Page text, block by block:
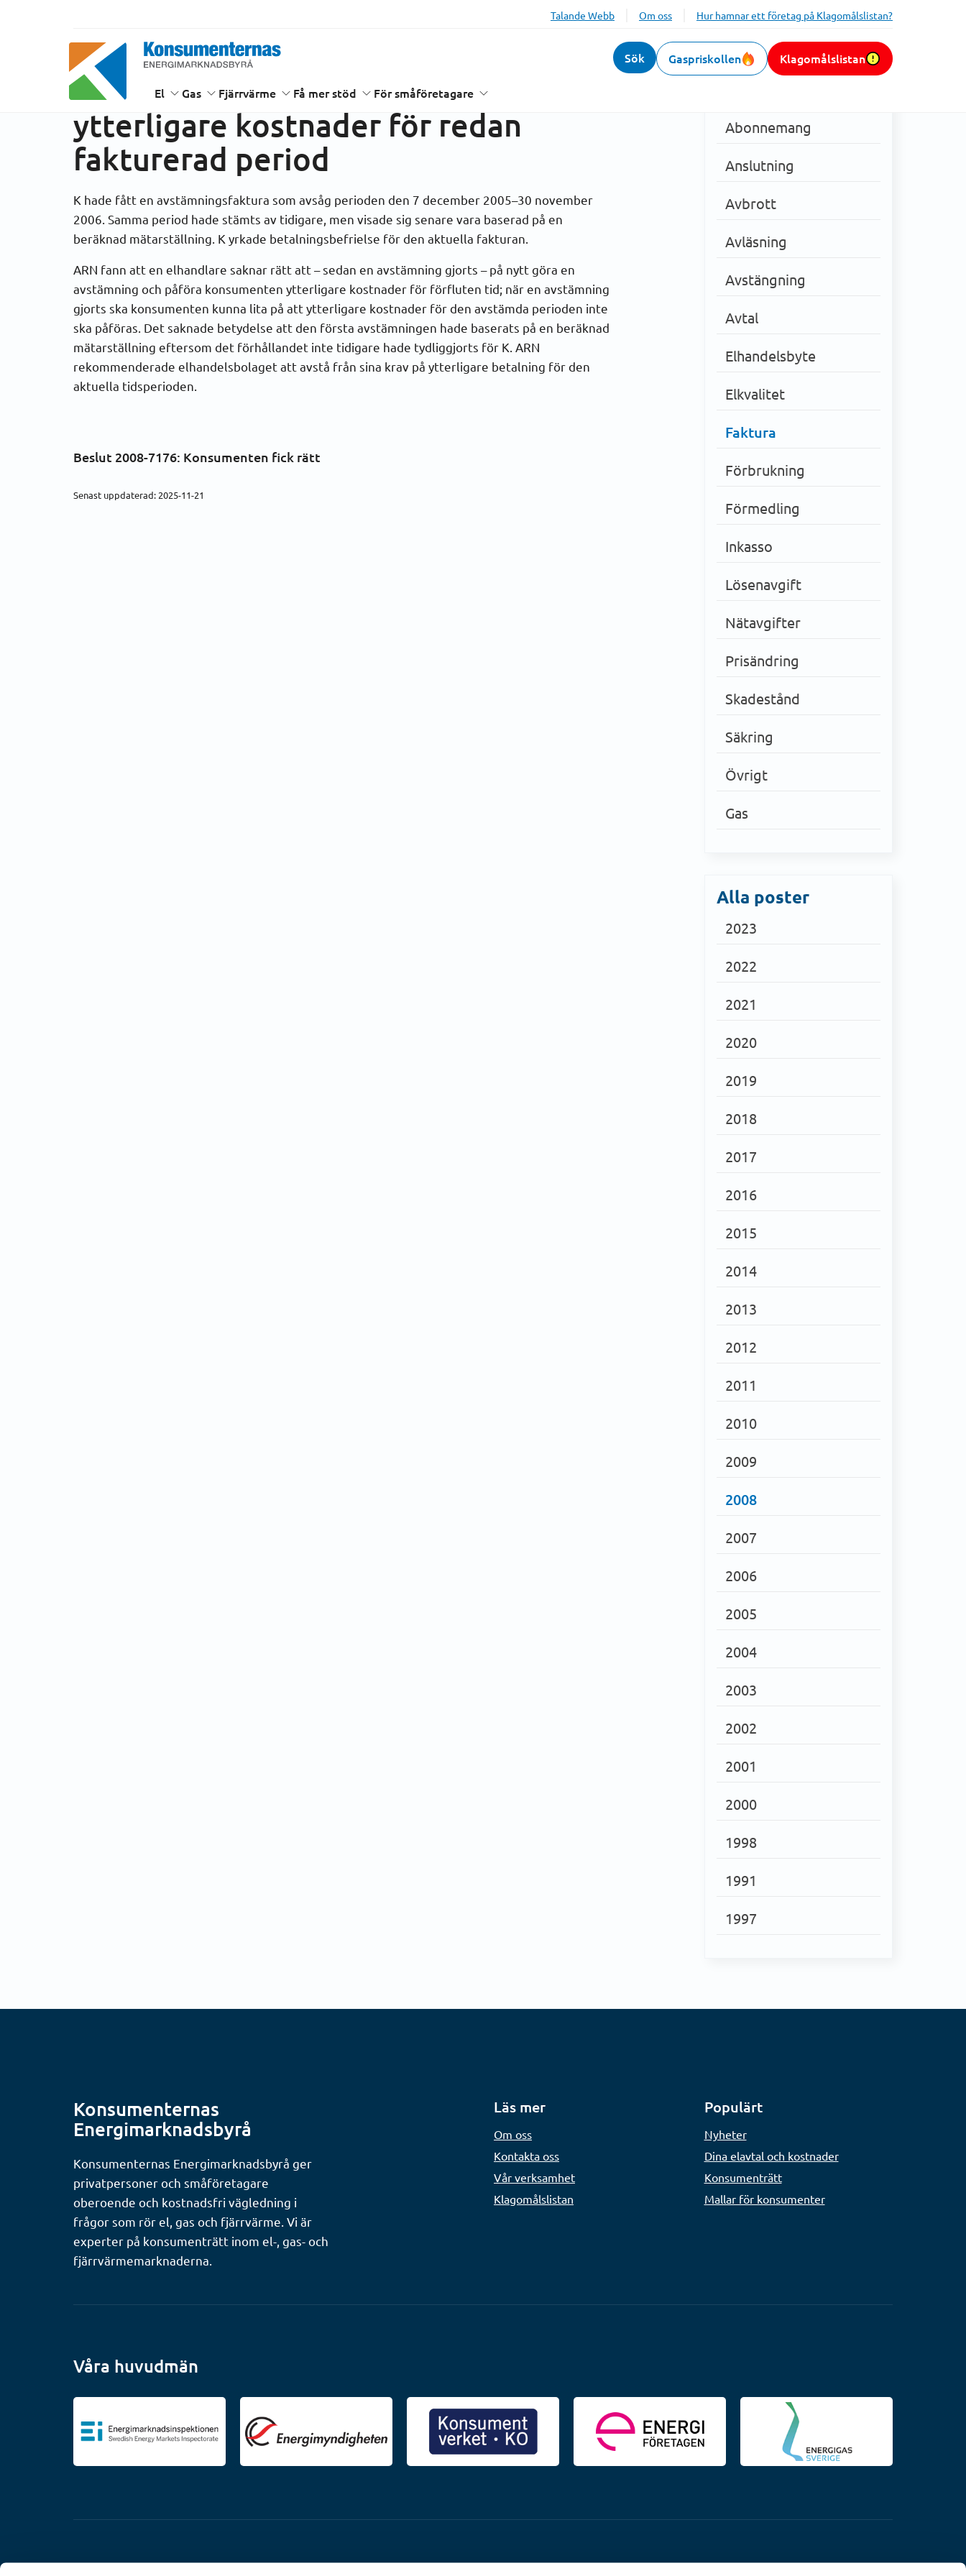
Talande Webb Om oss Hur hamnar ett företag på Klagomålslistan?
Energimarknadsbyrån
El Gas Fjärrvärme Få mer stöd För småföretagare
Sök Gaspriskollen Klagomålslistan
Konsument behövde inte betala
ytterligare kostnader för redan
fakturerad period
K hade fått en avstämningsfaktura som avsåg perioden den 7 december 2005–30 november
2006. Samma period hade stämts av tidigare, men visade sig senare vara baserad på en
beräknad mätarställning. K yrkade betalningsbefrielse för den aktuella fakturan.
ARN fann att en elhandlare saknar rätt att – sedan en avstämning gjorts – på nytt göra en
avstämning och påföra konsumenten ytterligare kostnader för förfluten tid; när en avstämning
gjorts ska konsumenten kunna lita på att ytterligare kostnader för den avstämda perioden inte
ska påföras. Det saknade betydelse att den första avstämningen hade baserats på en beräknad
mätarställning eftersom det förhållandet inte tidigare hade tydliggjorts för K. ARN
rekommenderade elhandelsbolaget att avstå från sina krav på ytterligare betalning för den
aktuella tidsperioden.
Beslut 2008-7176: Konsumenten fick rätt
Senast uppdaterad: 2025-11-21
Abonnemang
Anslutning
Avbrott
Avläsning
Avstängning
Avtal
Elhandelsbyte
Elkvalitet
Faktura
Förbrukning
Förmedling
Inkasso
Lösenavgift
Nätavgifter
Prisändring
Skadestånd
Säkring
Övrigt
Gas
Alla poster
2023
2022
2021
2020
2019
2018
2017
2016
2015
2014
2013
2012
2011
2010
2009
2008
2007
2006
2005
2004
2003
2002
2001
2000
1998
1991
1997
Konsumenternas
Energimarknadsbyrå
Konsumenternas Energimarknadsbyrå ger
privatpersoner och småföretagare
oberoende och kostnadsfri vägledning i
frågor som rör el, gas och fjärrvärme. Vi är
experter på konsumenträtt inom el-, gas- och
fjärrvärmemarknaderna.
Läs mer
Om oss
Kontakta oss
Vår verksamhet
Klagomålslistan
Populärt
Nyheter
Dina elavtal och kostnader
Konsumenträtt
Mallar för konsumenter
Våra huvudmän